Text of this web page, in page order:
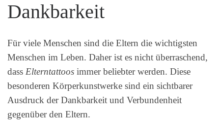
Dankbarkeit
Für viele Menschen sind die Eltern die wichtigsten
Menschen im Leben. Daher ist es nicht überraschend,
dass Elterntattoos immer beliebter werden. Diese
besonderen Körperkunstwerke sind ein sichtbarer
Ausdruck der Dankbarkeit und Verbundenheit
gegenüber den Eltern.